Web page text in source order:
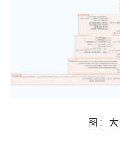
图：